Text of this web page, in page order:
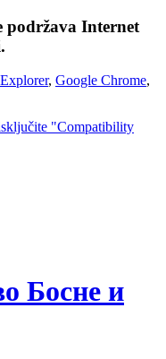
podržava Internet
, Google Chrome,
"Compatibility
Босне и